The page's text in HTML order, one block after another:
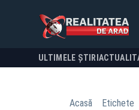
ULTIMELE ȘTIRI
Acasă Etichete